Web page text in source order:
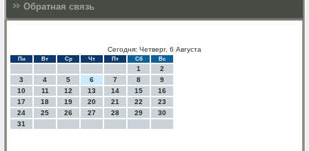
Обратная связь
Сегодня: Четверг, 6 Августа
Пн Вт Ср Чт Пт Сб Вс
1
2
3
4 5 6 7 8
9
10
11 12 13 14 15
16
17
18 19 20 21 22
23
24
25 26 27 28 29
30
31